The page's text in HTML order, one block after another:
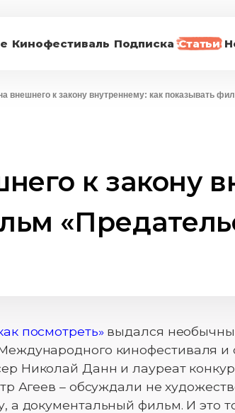
Кинофестиваль Подписка Статьи
внешнего к закону внутреннему: как показывать
к закону
посмотреть» выдался
кинофестиваля и
Николай Данн и лауреат
Агеев – обсуждали не
а документальный фильм. И это